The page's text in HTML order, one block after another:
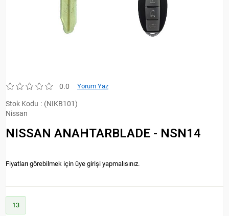
0.0 Yorum Yaz
Stok Kodu
(NIKB101)
Nissan
NISSAN ANAHTARBLADE - NSN14
Fiyatları görebilmek için üye girişi yapmalısınız.
13